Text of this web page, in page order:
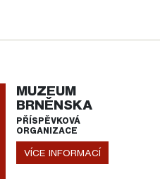
MUZEUM
BRNĚNSKA
PŘÍSPĚVKOVÁ
ORGANIZACE
VÍCE INFORMACÍ